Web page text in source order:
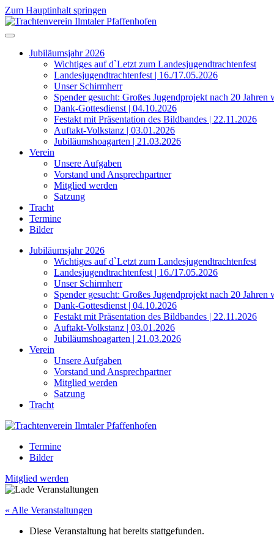
Zum Hauptinhalt springen
Jubiläumsjahr 2026
Wichtiges auf d`Letzt zum Landesjugendtrachtenfest
Landesjugendtrachtenfest | 16./17.05.2026
Unser Schirmherr
Spender gesucht: Großes Jugendprojekt nach 20 Jahren
Dank-Gottesdienst | 04.10.2026
Festakt mit Präsentation des Bildbandes | 22.11.2026
Auftakt-Volkstanz | 03.01.2026
Jubiläumshoagarten | 21.03.2026
Verein
Unsere Aufgaben
Vorstand und Ansprechpartner
Mitglied werden
Satzung
Tracht
Termine
Bilder
Jubiläumsjahr 2026
Wichtiges auf d`Letzt zum Landesjugendtrachtenfest
Landesjugendtrachtenfest | 16./17.05.2026
Unser Schirmherr
Spender gesucht: Großes Jugendprojekt nach 20 Jahren
Dank-Gottesdienst | 04.10.2026
Festakt mit Präsentation des Bildbandes | 22.11.2026
Auftakt-Volkstanz | 03.01.2026
Jubiläumshoagarten | 21.03.2026
Verein
Unsere Aufgaben
Vorstand und Ansprechpartner
Mitglied werden
Satzung
Tracht
Termine
Bilder
Mitglied werden
« Alle Veranstaltungen
Diese Veranstaltung hat bereits stattgefunden.